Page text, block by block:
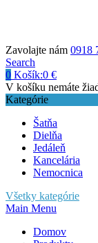
Zavolajte nám 0918
Search
0 Košík:0 €
V košíku nemáte
Kategórie
Šatňa
Dielňa
Jedáleň
Kancelária
Nemocnica
Všetky kategórie
Main Menu
Domov